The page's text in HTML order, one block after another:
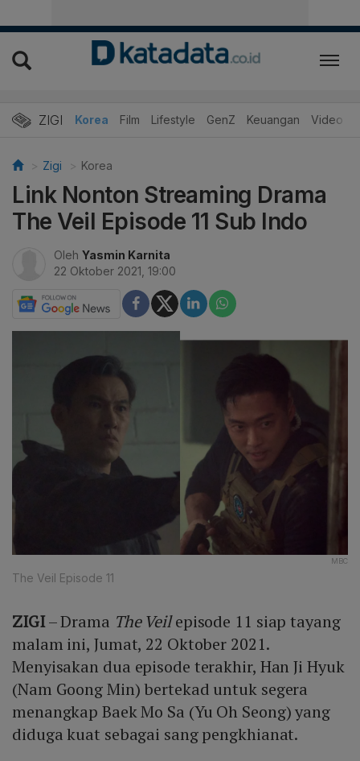
ZIGI
Hits Korea Film Lifestyle GenZ Keuangan Video
Zigi Korea
Link Nonton Streaming Drama
The Veil Episode 11 Sub Indo
Oleh Yasmin Karnita
22 Oktober 2021, 19:00
MBC
The Veil Episode 11
ZIGI– Drama The Veilepisode 11 siap tayang
malam ini, Jumat, 22 Oktober 2021.
Menyisakan dua episode terakhir, Han Ji Hyuk
(Nam Goong Min) bertekad untuk segera
menangkap Baek Mo Sa (Yu Oh Seong) yang
diduga kuat sebagai sang pengkhianat.